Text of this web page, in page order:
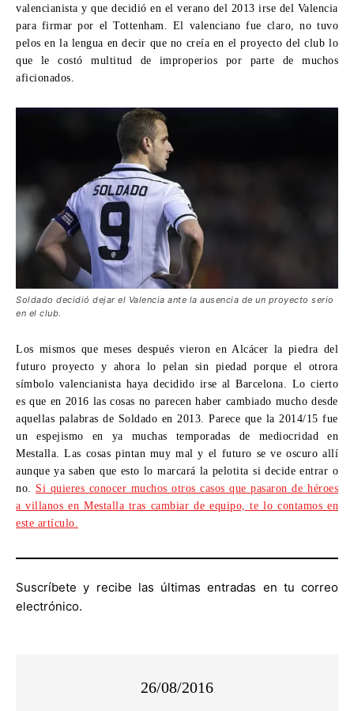
valencianista y que decidió en el verano del 2013 irse del Valencia
para firmar por el Tottenham. El valenciano fue claro, no tuvo
pelos en la lengua en decir que no creía en el proyecto del club lo
que le costó multitud de improperios por parte de muchos
aficionados.
Soldado decidió dejar el Valencia ante la ausencia de un proyecto serio
en el club.
Los mismos que meses después vieron en Alcácer la piedra del
futuro proyecto y ahora lo pelan sin piedad porque el otrora
símbolo valencianista haya decidido irse al Barcelona. Lo cierto
es que en 2016 las cosas no parecen haber cambiado mucho desde
aquellas palabras de Soldado en 2013. Parece que la 2014/15 fue
un espejismo en ya muchas temporadas de mediocridad en
Mestalla. Las cosas pintan muy mal y el futuro se ve oscuro allí
aunque ya saben que esto lo marcará la pelotita si decide entrar o
no. Si quieres conocer muchos otros casos que pasaron de héroes
a villanos en Mestalla tras cambiar de equipo, te lo contamos en
este artículo.
Suscríbete y recibe las últimas entradas en tu correo
electrónico.
26/08/2016